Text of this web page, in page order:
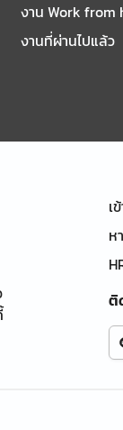
งาน Work from
งานที่ผ่านไปแล้ว
เ
ห
ติ